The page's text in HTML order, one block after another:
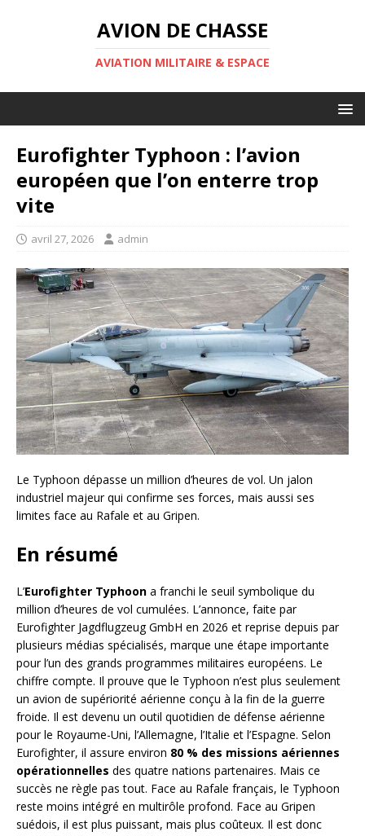
AVION DE CHASSE
AVIATION MILITAIRE & ESPACE
Eurofighter Typhoon : l’avion
européen que l’on enterre trop
vite
avril 27, 2026 admin
Le Typhoon dépasse un million d’heures de vol. Un jalon
industriel majeur qui confirme ses forces, mais aussi ses
limites face au Rafale et au Gripen.
En résumé
L’Eurofighter Typhoon a franchi le seuil symbolique du
million d’heures de vol cumulées. L’annonce, faite par
Eurofighter Jagdflugzeug GmbH en 2026 et reprise depuis par
plusieurs médias spécialisés, marque une étape importante
pour l’un des grands programmes militaires européens. Le
chiffre compte. Il prouve que le Typhoon n’est plus seulement
un avion de supériorité aérienne conçu à la fin de la guerre
froide. Il est devenu un outil quotidien de défense aérienne
pour le Royaume-Uni, l’Allemagne, l’Italie et l’Espagne. Selon
Eurofighter, il assure environ 80 % des missions aériennes
opérationnelles des quatre nations partenaires. Mais ce
succès ne règle pas tout. Face au Rafale français, le Typhoon
reste moins intégré en multirôle profond. Face au Gripen
suédois, il est plus puissant, mais plus coûteux. Il est donc